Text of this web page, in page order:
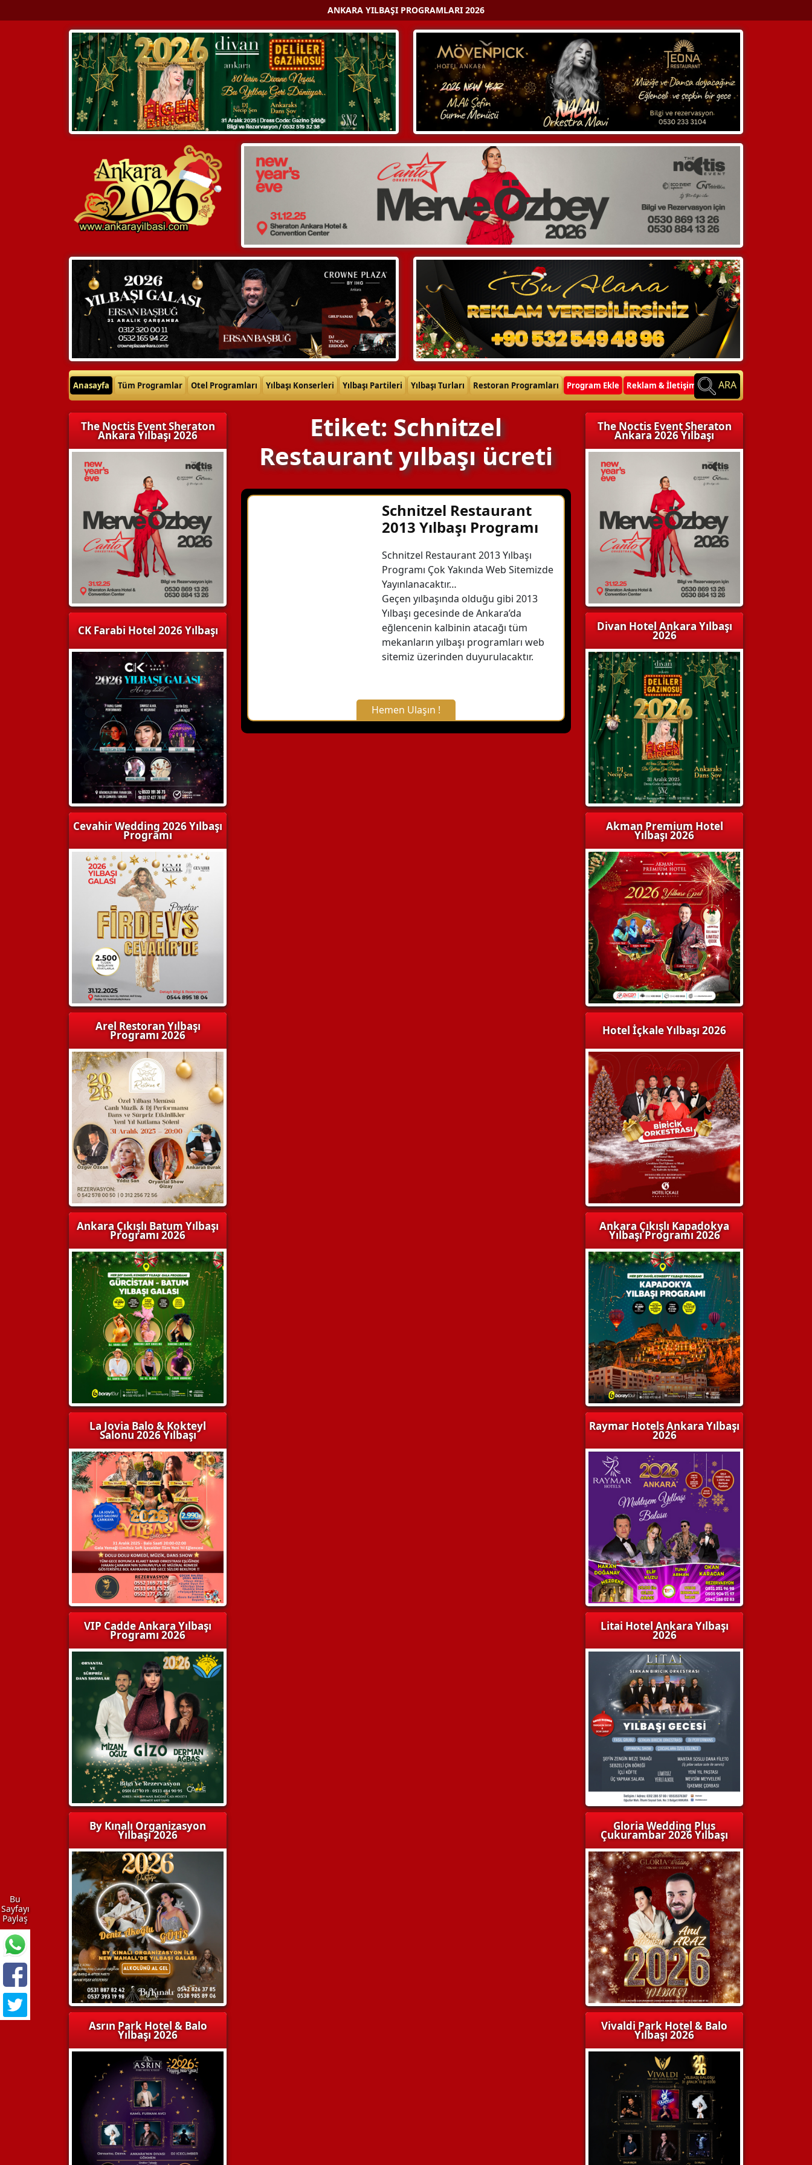
ANKARA YILBAŞI PROGRAMLARI 2026
Anasayfa Tüm Programlar Otel Programları Yılbaşı Konserleri Yılbaşı Partileri Yılbaşı Turları Restoran Programları Program Ekle Reklam & İletişim ARA
The Noctis Event Sheraton
Ankara Yılbaşı 2026
CK Farabi Hotel 2026 Yılbaşı
Cevahir Wedding 2026 Yılbaşı
Programı
Arel Restoran Yılbaşı
Programı 2026
Ankara Çıkışlı Batum Yılbaşı
Programı 2026
La Jovia Balo & Kokteyl
Salonu 2026 Yılbaşı
VIP Cadde Ankara Yılbaşı
Programı 2026
By Kınalı Organizasyon
Yılbaşı 2026
Asrın Park Hotel & Balo
Yılbaşı 2026
Etiket: Schnitzel
Restaurant yılbaşı ücreti
Schnitzel Restaurant
2013 Yılbaşı Programı
Schnitzel Restaurant 2013 Yılbaşı
Programı Çok Yakında Web Sitemizde
Yayınlanacaktır…
Geçen yılbaşında olduğu gibi 2013
Yılbaşı gecesinde de Ankara’da
eğlencenin kalbinin atacağı tüm
mekanların yılbaşı programları web
sitemiz üzerinden duyurulacaktır.
Hemen Ulaşın !
X Kapat
The Noctis Event Sheraton
Ankara 2026 Yılbaşı
Divan Hotel Ankara Yılbaşı
2026
Akman Premium Hotel
Yılbaşı 2026
Hotel İçkale Yılbaşı 2026
Ankara Çıkışlı Kapadokya
Yılbaşı Programı 2026
Raymar Hotels Ankara Yılbaşı
2026
Litai Hotel Ankara Yılbaşı
2026
Gloria Wedding Plus
Çukurambar 2026 Yılbaşı
Vivaldi Park Hotel & Balo
Yılbaşı 2026
Bu
Sayfayı
Paylaş